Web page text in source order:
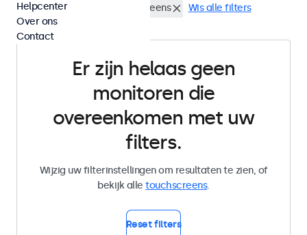
RCA video 10 inch touchscreens Wis alle filters
Er zijn helaas geen
monitoren die
overeenkomen met uw
filters.
Wijzig uw filterinstellingen om resultaten te zien, of
bekijk alletouchscreens.
Reset filters
Helpcenter
Over ons
Contact